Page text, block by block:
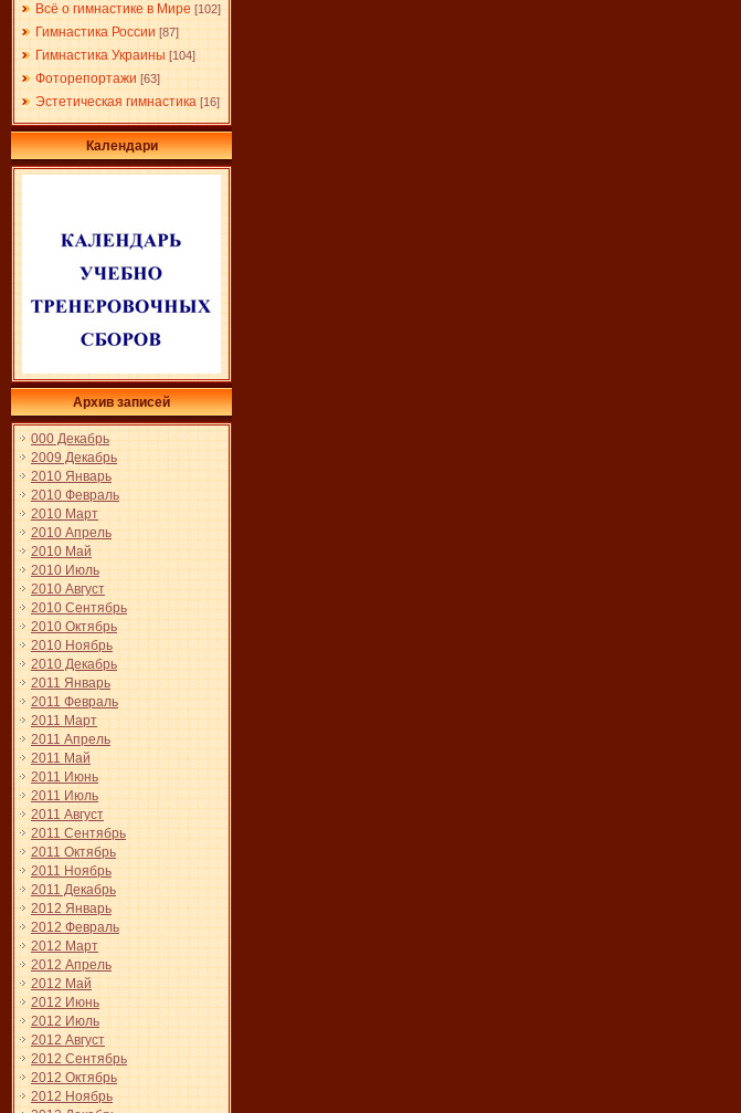
Всё о гимнастике в Мире [102]
Гимнастика России [87]
Гимнастика Украины [104]
Фоторепортажи [63]
Эстетическая гимнастика [16]
Календари
Архив записей
000 Декабрь
2009 Декабрь
2010 Январь
2010 Февраль
2010 Март
2010 Апрель
2010 Май
2010 Июль
2010 Август
2010 Сентябрь
2010 Октябрь
2010 Ноябрь
2010 Декабрь
2011 Январь
2011 Февраль
2011 Март
2011 Апрель
2011 Май
2011 Июнь
2011 Июль
2011 Август
2011 Сентябрь
2011 Октябрь
2011 Ноябрь
2011 Декабрь
2012 Январь
2012 Февраль
2012 Март
2012 Апрель
2012 Май
2012 Июнь
2012 Июль
2012 Август
2012 Сентябрь
2012 Октябрь
2012 Ноябрь